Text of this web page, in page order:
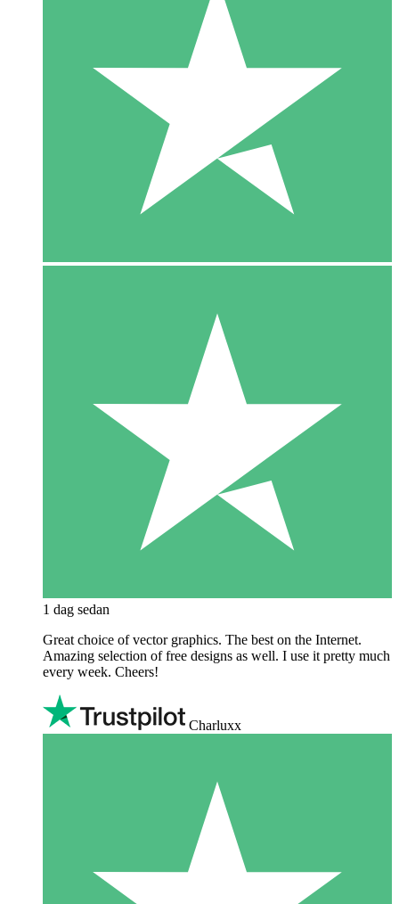
1 dag sedan
Great choice of vector graphics. The best on the Internet.
Amazing selection of free designs as well. I use it pretty much
every week. Cheers!
Charluxx